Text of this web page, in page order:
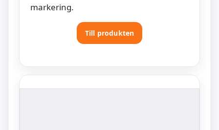
markering.
Till produkten